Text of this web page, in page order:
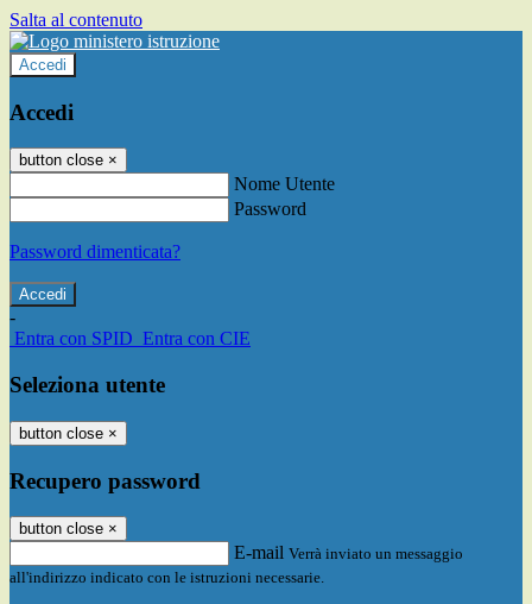
Salta al contenuto
Accedi
Accedi
button close ×
Nome Utente
Password
Password dimenticata?
-
Entra con SPID Entra con CIE
Seleziona utente
button close ×
Recupero password
button close ×
E-mail Verrà inviato un messaggio
all'indirizzo indicato con le istruzioni necessarie.